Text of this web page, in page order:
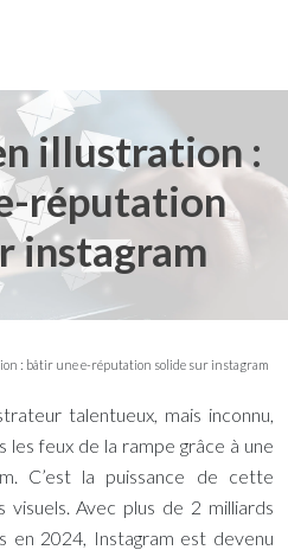
illustration :
réputation
instagram
: bâtir une e-réputation solide sur instagram
talentueux, mais inconnu,
les feux de la rampe grâce à une
C’est la puissance de cette
Avec plus de 2 milliards
en 2024, Instagram est devenu